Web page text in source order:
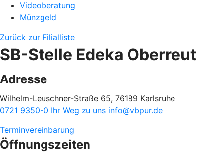
Videoberatung
Münzgeld
Zurück zur Filialliste
SB-Stelle Edeka Oberreut
Adresse
Wilhelm-Leuschner-Straße 65, 76189 Karlsruhe
0721 9350-0 Ihr Weg zu uns info@vbpur.de
Terminvereinbarung
Öffnungszeiten